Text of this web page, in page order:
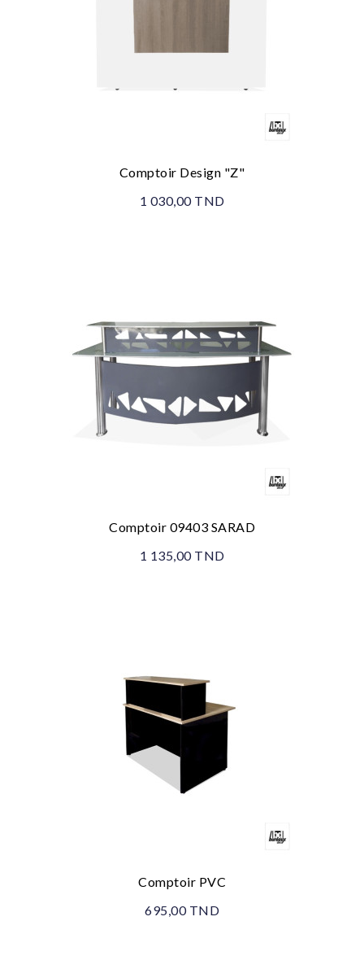
Comptoir Design "Z"
1 030,00 TND
Comptoir 09403 SARAD
1 135,00 TND
Comptoir PVC
695,00 TND